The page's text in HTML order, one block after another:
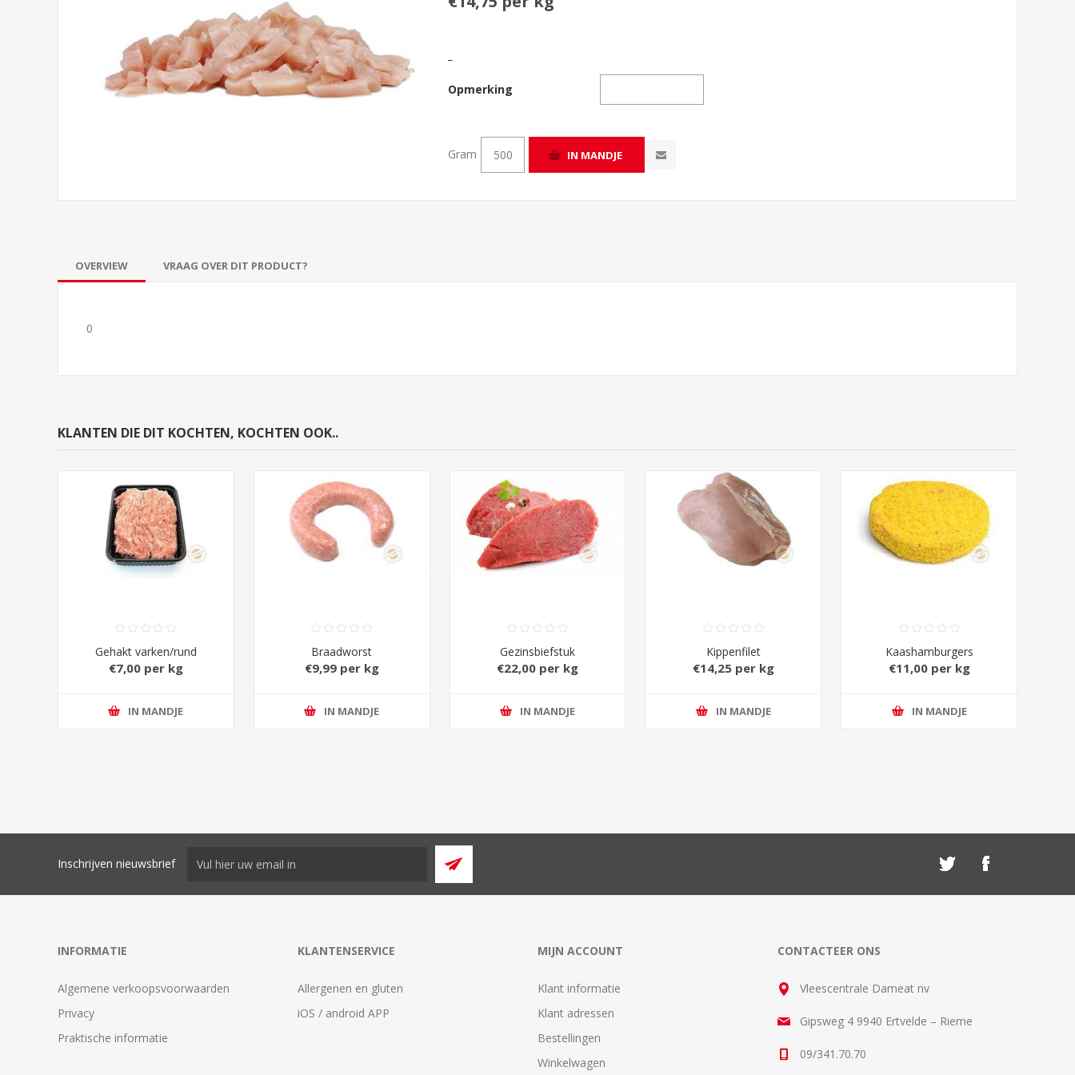
Opmerking
Gram
OVERVIEW VRAAG OVER DIT PRODUCT?
0
KLANTEN DIE DIT KOCHTEN, KOCHTEN OOK..
Gehakt varken/rund
€7,00 per kg
IN MANDJE
Braadworst
€9,99 per kg
IN MANDJE
Gezinsbiefstuk
€22,00 per kg
IN MANDJE
Kippenfilet
€14,25 per kg
IN MANDJE
Kaashamburgers
€11,00 per kg
IN MANDJE
Inschrijven nieuwsbrief
INFORMATIE
Algemene verkoopsvoorwaarden
Privacy
Praktische informatie
KLANTENSERVICE
Allergenen en gluten
iOS / android APP
MIJN ACCOUNT
Klant informatie
Klant adressen
Bestellingen
Winkelwagen
CONTACTEER ONS
Vleescentrale Dameat nv
Gipsweg 4 9940 Ertvelde – Rieme
09/341.70.70